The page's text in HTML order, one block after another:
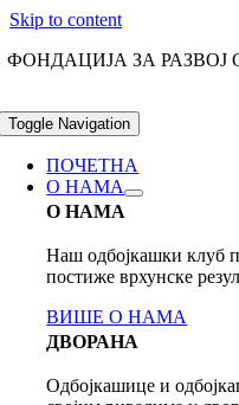
Skip to content
ФОНДАЦИЈА ЗА РАЗВОЈ
Toggle Navigation
ПОЧЕТНА
О НАМА
О НАМА
Наш одбојкашки клуб
постиже врхунске
ВИШЕ О НАМА
ДВОРАНА
Одбојкашице и